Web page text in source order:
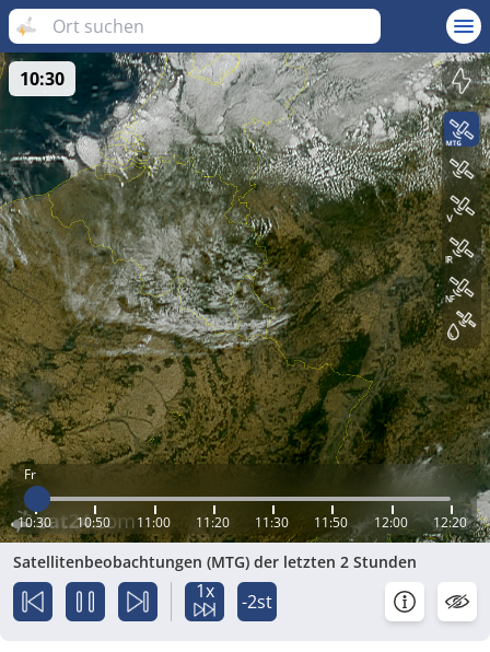
Fr
10:30 10:50 11:00 11:20 11:30 11:50 12:00 12:20
10:30
Satellitenbeobachtungen (MTG) der letzten 2 Stunden
1x -2st